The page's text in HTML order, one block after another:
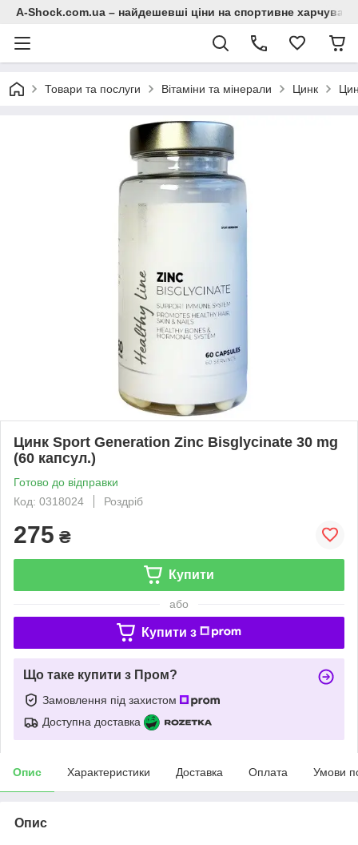
A-Shock.com.ua – найдешевші ціни на спортивне
Товари та послуги Вітаміни та мінерали Цинк
Цинк Sport Generation Zinc Bisglycinate 30 mg
(60 капсул.)
Готово до відправки
Код: 0318024
Роздріб
275 ₴
Купити
або
Купити з
Що таке купити з Пром?
Замовлення під захистом
Доступна доставка
Опис Характеристики Доставка Оплата Умови
Опис